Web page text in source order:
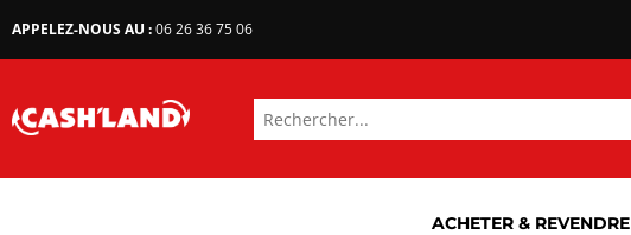
APPELEZ-NOUS AU :06 26 36 75 06
ACHETER & REVENDRE